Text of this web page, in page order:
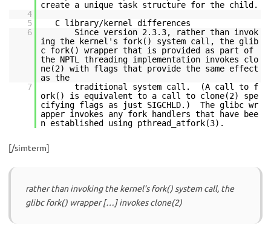
create a unique task structure for the child.
4
5
C library/kernel differences
6
Since version 2.3.3, rather than invok
ing the kernel's fork() system call, the glib
c fork() wrapper that is provided as part of
the NPTL threading implementation invokes clo
ne(2) with flags that provide the same effect
as the
7
traditional system call. (A call to f
ork() is equivalent to a call to clone(2) spe
cifying flags as just SIGCHLD.) The glibc wr
apper invokes any fork handlers that have bee
n established using pthread_atfork(3).
[/simterm]
rather than invoking the kernel’s fork() system call, the
glibc fork() wrapper […] invokes clone(2)